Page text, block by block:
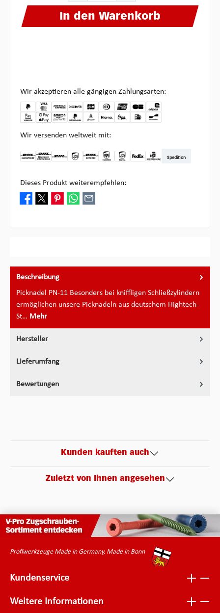
In den Warenkorb
Wir akzeptieren alle gängigen Zahlungsarten:
Wir versenden weltweit mit:
Spedition
Dieses Produkt weiterempfehlen:
Beschreibung
Picknadel PN-11 Besonders bei kniffligen Schließzylindern
ermöglichen unsere Picknadeln aus deutschem Hightech-
St… Mehr
Hersteller
Lieferumfang
Bewertungen
Kunden kauften auch
Zuletzt von Ihnen angesehen
Profiwerkzeuge Made in Germany, Made in Bonn
Kundenservice
Weitere Informationen